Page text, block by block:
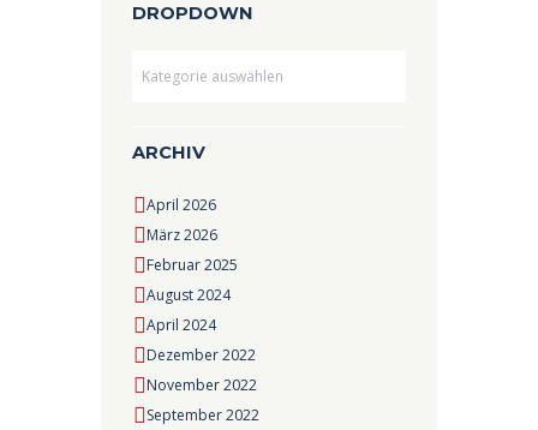
DROPDOWN
ARCHIV
April 2026
März 2026
Februar 2025
August 2024
April 2024
Dezember 2022
November 2022
September 2022